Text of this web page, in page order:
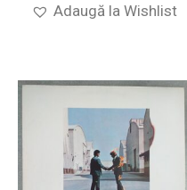
Adaugă la Wishlist